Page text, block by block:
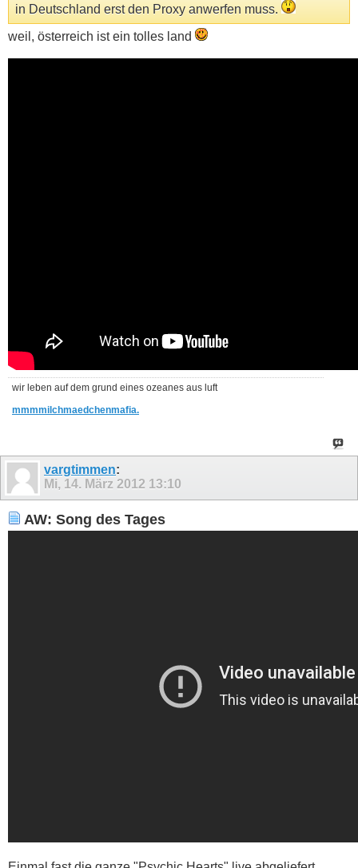
in Deutschland erst den Proxy anwerfen muss.
weil, österreich ist ein tolles land
wir leben auf dem grund eines ozeanes aus luft
mmmmilchmaedchenmafia.
vargtimmen:
Mi, 14. März 2012 13:10
AW: Song des Tages